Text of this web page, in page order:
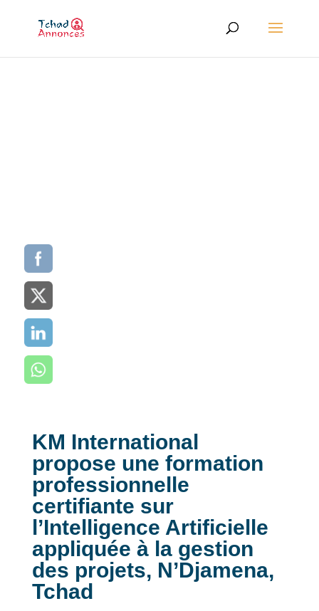
KM International
propose une formation
professionnelle
certifiante sur
l’Intelligence Artificielle
appliquée à la gestion
des projets, N’Djamena,
Tchad